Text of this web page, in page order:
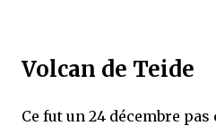
Volcan de Teide
Ce fut un 24 décembre